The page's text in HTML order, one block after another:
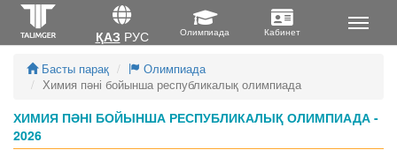
Басты парақ
Олимпиада
Химия пәні бойынша республикалық олимпиада
ХИМИЯ ПӘНІ БОЙЫНША РЕСПУБЛИКАЛЫҚ ОЛИМПИАДА -
2026
ҚАЗ РУС